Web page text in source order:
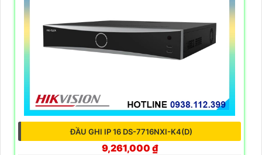
ĐẦU GHI IP 16 DS-7716NXI-K4(D)
9,261,000 ₫